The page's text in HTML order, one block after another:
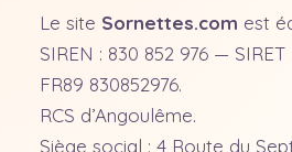
Le site Sornettes.com est
SIREN : 830 852 976 —
FR89 830852976.
RCS d’Angoulême.
Siège social : 4 Route du